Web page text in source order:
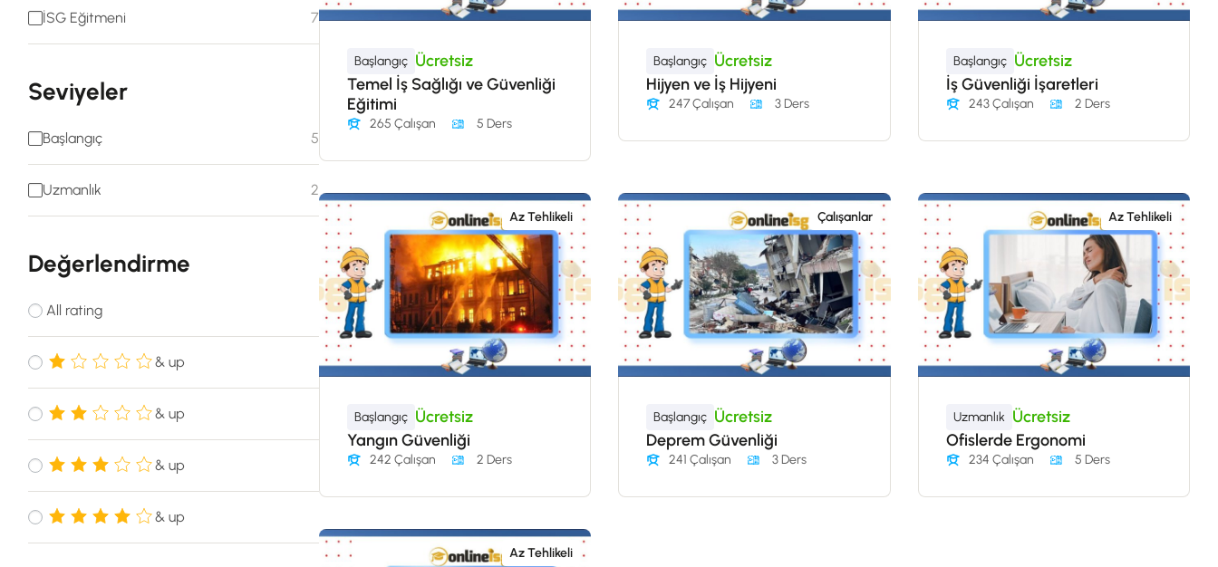
İSG Eğitmeni 7
Seviyeler
Başlangıç 5
Uzmanlık 2
Değerlendirme
All rating
& up
& up
& up
& up
Başlangıç Ücretsiz
Temel İş Sağlığı ve Güvenliği
Eğitimi
265 Çalışan 5 Ders
Başlangıç Ücretsiz
Hijyen ve İş Hijyeni
247 Çalışan 3 Ders
Başlangıç Ücretsiz
İş Güvenliği İşaretleri
243 Çalışan 2 Ders
Az Tehlikeli
Başlangıç Ücretsiz
Yangın Güvenliği
242 Çalışan 2 Ders
Çalışanlar
Başlangıç Ücretsiz
Deprem Güvenliği
241 Çalışan 3 Ders
Az Tehlikeli
Uzmanlık Ücretsiz
Ofislerde Ergonomi
234 Çalışan 5 Ders
Az Tehlikeli